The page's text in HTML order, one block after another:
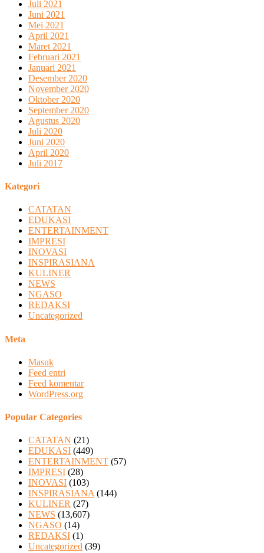
Juli 2021
Juni 2021
Mei 2021
April 2021
Maret 2021
Februari 2021
Januari 2021
Desember 2020
November 2020
Oktober 2020
September 2020
Agustus 2020
Juli 2020
Juni 2020
April 2020
Juli 2017
Kategori
CATATAN
EDUKASI
ENTERTAINMENT
IMPRESI
INOVASI
INSPIRASIANA
KULINER
NEWS
NGASO
REDAKSI
Uncategorized
Meta
Masuk
Feed entri
Feed komentar
WordPress.org
Popular Categories
CATATAN (21)
EDUKASI (449)
ENTERTAINMENT (57)
IMPRESI (28)
INOVASI (103)
INSPIRASIANA (144)
KULINER (27)
NEWS (13,607)
NGASO (14)
REDAKSI (1)
Uncategorized (39)